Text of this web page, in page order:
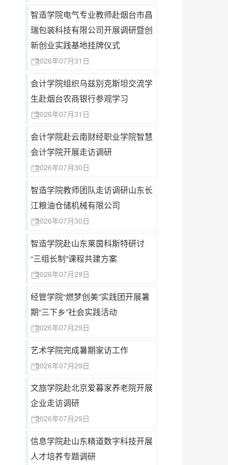
智造学院电气专业教师赴烟台市昌
瑞包装科技有限公司开展调研暨创
新创业实践基地挂牌仪式
2026年07月31日
会计学院组织乌兹别克斯坦交流学
生赴烟台农商银行参观学习
2026年07月31日
会计学院赴云南财经职业学院智慧
会计学院开展走访调研
2026年07月30日
智造学院教师团队走访调研山东长
江粮油仓储机械有限公司
2026年07月30日
智造学院赴山东莱茵科斯特研讨
“三组长制”课程共建方案
2026年07月29日
经管学院“燃梦创美”实践团开展暑
期“三下乡”社会实践活动
2026年07月29日
艺术学院完成暑期家访工作
2026年07月29日
文旅学院赴北京爱暮家养老院开展
企业走访调研
2026年07月29日
信息学院赴山东精道数字科技开展
人才培养专题调研